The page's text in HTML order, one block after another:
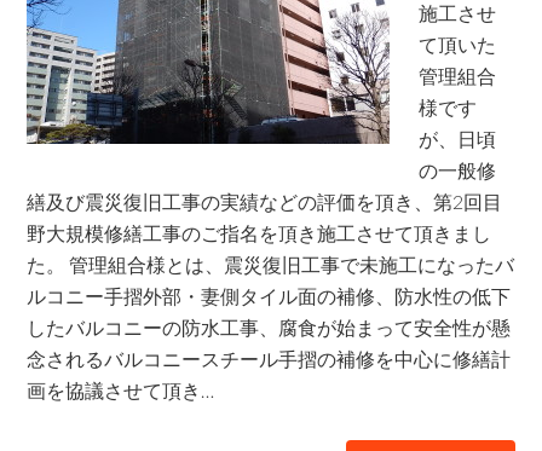
施工させ
て頂いた
管理組合
様です
が、日頃
の一般修
繕及び震災復旧工事の実績などの評価を頂き、第2回目
野大規模修繕工事のご指名を頂き施工させて頂きまし
た。 管理組合様とは、震災復旧工事で未施工になったバ
ルコニー手摺外部・妻側タイル面の補修、防水性の低下
したバルコニーの防水工事、腐食が始まって安全性が懸
念されるバルコニースチール手摺の補修を中心に修繕計
画を協議させて頂き…